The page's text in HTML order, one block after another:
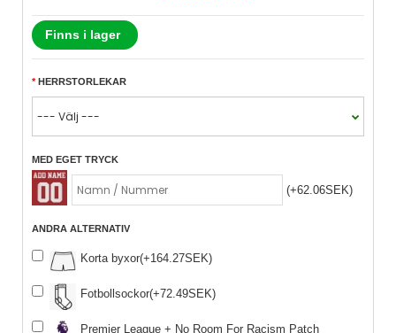
Finns i lager
HERRSTORLEKAR
MED EGET TRYCK
(+62.06SEK)
ANDRA ALTERNATIV
Korta byxor(+164.27SEK)
Fotbollsockor(+72.49SEK)
Premier League + No Room For Racism Patch